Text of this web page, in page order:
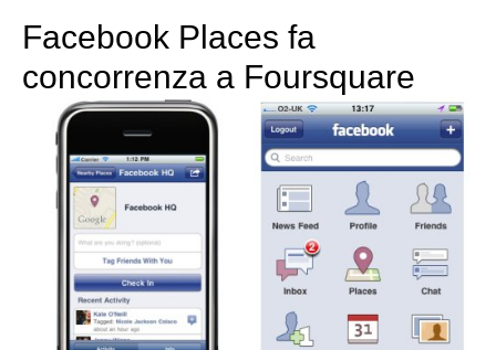
Facebook Places fa
concorrenza a Foursquare